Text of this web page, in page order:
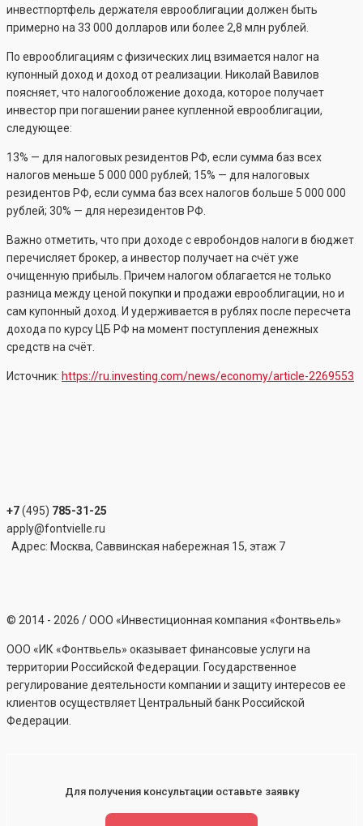
инвестпортфель держателя еврооблигации должен быть
примерно на 33 000 долларов или более 2,8 млн рублей.
По еврооблигациям с физических лиц взимается налог на
купонный доход и доход от реализации. Николай Вавилов
поясняет, что налогообложение дохода, которое получает
инвестор при погашении ранее купленной еврооблигации,
следующее:
13% — для налоговых резидентов РФ, если сумма баз всех
налогов меньше 5 000 000 рублей; 15% — для налоговых
резидентов РФ, если сумма баз всех налогов больше 5 000 000
рублей; 30% — для нерезидентов РФ.
Важно отметить, что при доходе с евробондов налоги в бюджет
перечисляет брокер, а инвестор получает на счёт уже
очищенную прибыль. Причем налогом облагается не только
разница между ценой покупки и продажи еврооблигации, но и
сам купонный доход. И удерживается в рублях после пересчета
дохода по курсу ЦБ РФ на момент поступления денежных
средств на счёт.
Источник: https://ru.investing.com/news/economy/article-2269553
+7(495) 785-31-25
apply@fontvielle.ru
Адрес: Москва, Саввинская набережная 15, этаж 7
© 2014 - 2026 / ООО «Инвестиционная компания «Фонтвьель»
ООО «ИК «Фонтвьель» оказывает финансовые услуги на
территории Российской Федерации. Государственное
регулирование деятельности компании и защиту интересов ее
клиентов осуществляет Центральный банк Российской
Федерации.
Для получения консультации оставьте заявку